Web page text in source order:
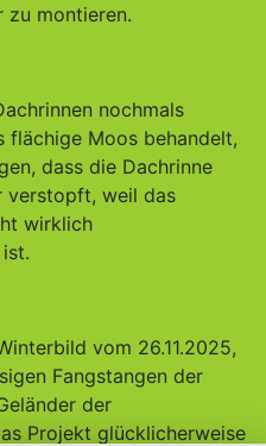
zu montieren.
nochmals
Moos behandelt,
dass die Dachrinne
verstopft, weil das
wirklich
vom 26.11.2025,
Fangstangen der
der
Projekt glücklicherweise